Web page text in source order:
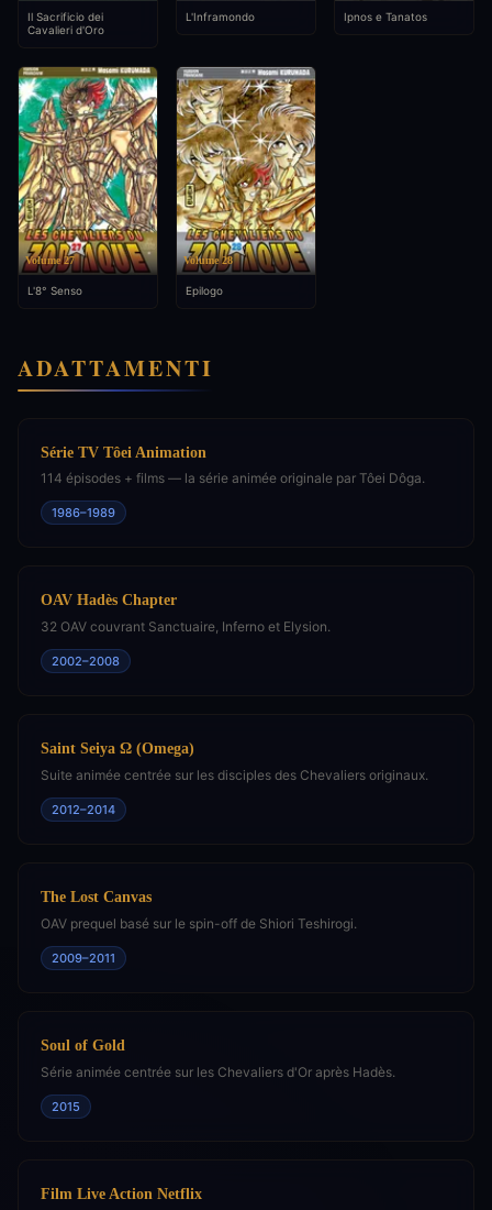
Il Sacrificio dei
Cavalieri d'Oro
L'Inframondo Ipnos e Tanatos
Volume 27
L'8° Senso
Volume 28
Epilogo
ADATTAMENTI
Série TV Tôei Animation
114 épisodes + films — la série animée originale par Tôei Dôga.
1986–1989
OAV Hadès Chapter
32 OAV couvrant Sanctuaire, Inferno et Elysion.
2002–2008
Saint Seiya Ω (Omega)
Suite animée centrée sur les disciples des Chevaliers originaux.
2012–2014
The Lost Canvas
OAV prequel basé sur le spin-off de Shiori Teshirogi.
2009–2011
Soul of Gold
Série animée centrée sur les Chevaliers d'Or après Hadès.
2015
Film Live Action Netflix